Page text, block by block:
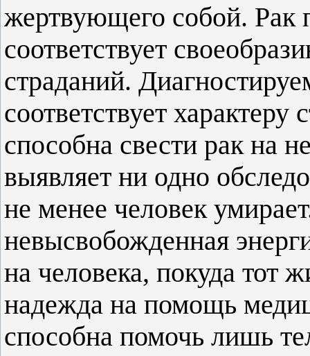
жертвующего собой. Рак
соответствует
страданий.
соответствует
способна свести рак на
выявляет ни одно
не менее человек
невысвобожденная
на человека, покуда тот
надежда на помощь
способна помочь лишь